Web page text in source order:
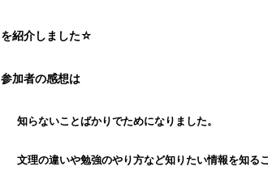
を紹介しました☆
参加者の感想は
知らないことばかりでためになりました。
文理の違いや勉強のやり方など知りたい情報を知る